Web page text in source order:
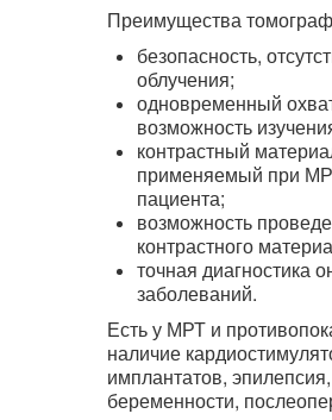
Преимущества
безопасность,
облучения;
одновременный
возможность
контрастный
применяемый при
пациента;
возможность
контрастного
точная диагностика
заболеваний.
Есть у МРТ и
наличие
имплантатов,
беременности,